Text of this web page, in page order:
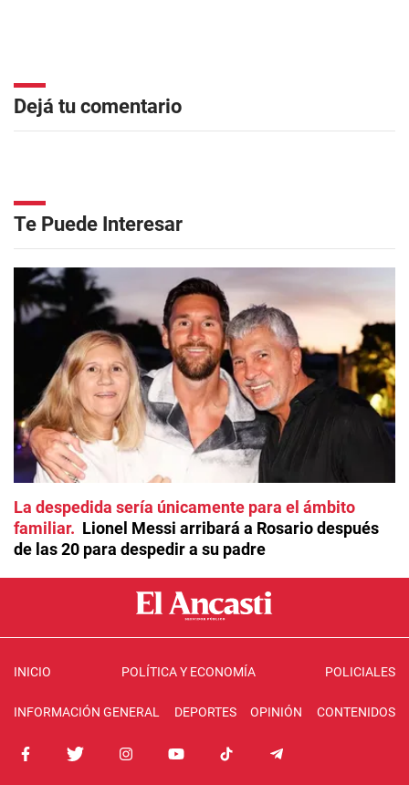
Dejá tu comentario
Te Puede Interesar
La despedida sería únicamente para el ámbito
familiar
Lionel Messi arribará a Rosario después
de las 20 para despedir a su padre
INICIO POLÍTICA Y ECONOMÍA POLICIALES
INFORMACIÓN GENERAL DEPORTES OPINIÓN CONTENIDOS